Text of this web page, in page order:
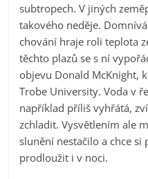
subtropech. V jiných
takového neděje.
chování hraje roli teplota
těchto plazů se s ní
objevu Donald McKnight,
Trobe University. Voda v
například příliš vyhřátá,
zchladit. Vysvětlením ale
slunění nestačilo a chce
prodloužit i v noci.